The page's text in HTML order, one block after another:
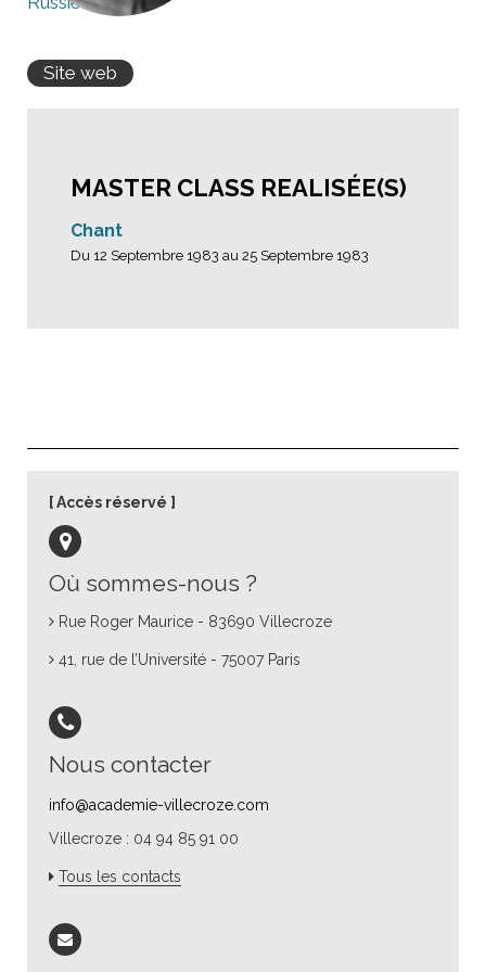
Site web
MASTER CLASS REALISÉE(S)
Chant
Du 12 Septembre 1983 au 25 Septembre 1983
Où sommes-nous ?
Rue Roger Maurice - 83690 Villecroze
41, rue de l’Université - 75007 Paris
Nous contacter
info@academie-villecroze.com
Villecroze : 04 94 85 91 00
Tous les contacts
Accès réservé